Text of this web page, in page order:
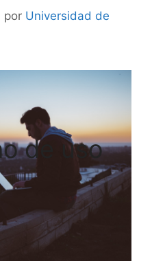
por Universidad de
de uso